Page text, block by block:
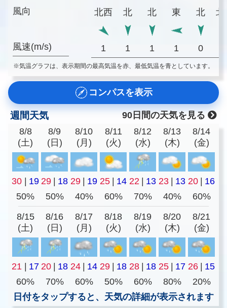
風向
風速(m/s)
北西
北 北 東 北 北
1 1 1 1 0
※気温グラフは、表示期間の最高気温を赤、最低気温を青としています。
コンパスを表示
週間天気
90日間の天気を見る
8/8
(土)
8/9
(日)
8/10
(月)
8/11
(火)
8/12
(水)
8/13
(木)
8/14
(金)
30 | 19 29 | 18 29 | 19 25 | 14 22 | 13 23 | 13 20 | 16
50%
50% 40% 60% 70% 40% 60%
8/15
(土)
8/16
(日)
8/17
(月)
8/18
(火)
8/19
(水)
8/20
(木)
8/21
(金)
21 | 17 20 | 18 24 | 14 29 | 18 28 | 18 25 | 17 26 | 15
60%
70% 60% 50% 60% 80%
20%
日付をタップすると、天気の詳細が表示されます